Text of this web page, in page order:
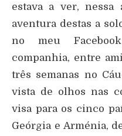
estava a ver, nessa
aventura destas a
no meu
companhia, entre
três semanas no
vista de olhos nas
visa para os cinco
Geórgia e Arménia,